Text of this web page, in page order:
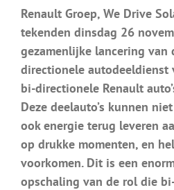
Renault Groep, We Drive
tekenden dinsdag 26
gezamenlijke lancering van
directionele autodeeldienst
bi-directionele Renault
Deze deelauto’s kunnen
ook energie terug leveren
op drukke momenten, en
voorkomen. Dit is een
opschaling van de rol die